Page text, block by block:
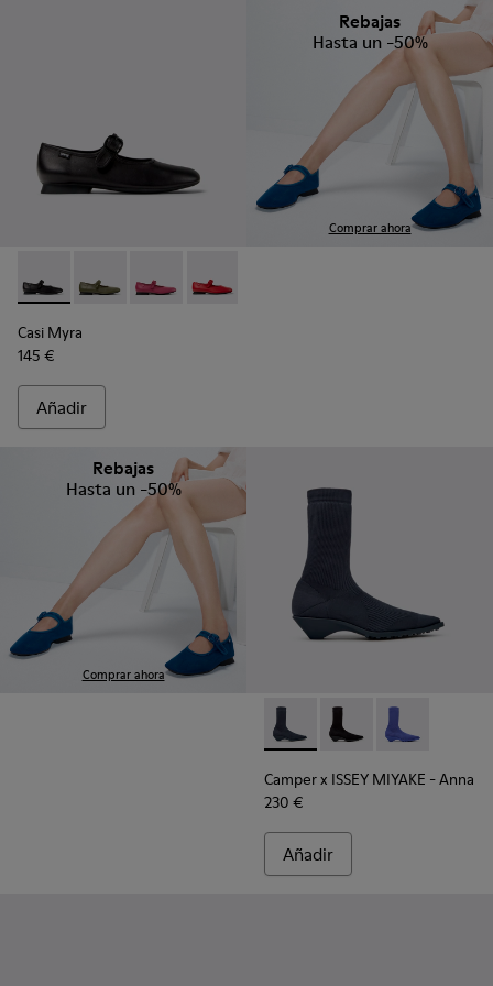
Casi Myra - K201629-001 - Zapatos negros de piel para
Casi Myra - K201629-017 - Zapatos de piel verdes
Casi Myra - K201629-016 - Zapatos de piel
Casi Myra - K201629-014
Casi Myra
145 €
Añadir
Rebajas
Hasta un -50%
Comprar ahora
Rebajas
Hasta un -50%
Comprar ahora
Camper x ISSEY MIYAKE -
Camper x ISSEY
Camper x
Camper x ISSEY MIYAKE - Anna
230 €
Añadir